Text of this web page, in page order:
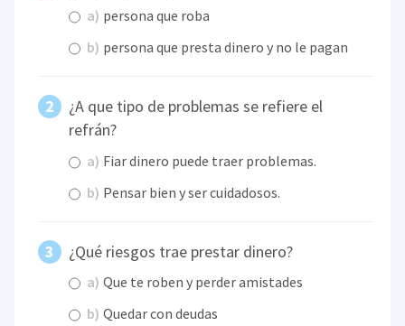
a) persona que roba
b) persona que presta dinero y no le pagan
¿A que tipo de problemas se refiere el
refrán?
a) Fiar dinero puede traer problemas.
b) Pensar bien y ser cuidadosos.
¿Qué riesgos trae prestar dinero?
a) Que te roben y perder amistades
b) Quedar con deudas